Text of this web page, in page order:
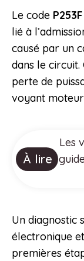
Le code P253F
lié à
causé par un
dans le
perte de
voyant moteur
À lire
Les
Un diagnostic
électronique
premières